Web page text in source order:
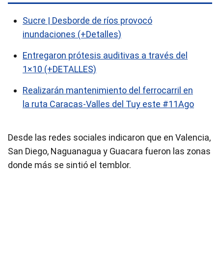
Sucre | Desborde de ríos provocó
inundaciones (+Detalles)
Entregaron prótesis auditivas a través del
1×10 (+DETALLES)
Realizarán mantenimiento del ferrocarril en
la ruta Caracas-Valles del Tuy este #11Ago
Desde las redes sociales indicaron que en Valencia,
San Diego, Naguanagua y Guacara fueron las zonas
donde más se sintió el temblor.